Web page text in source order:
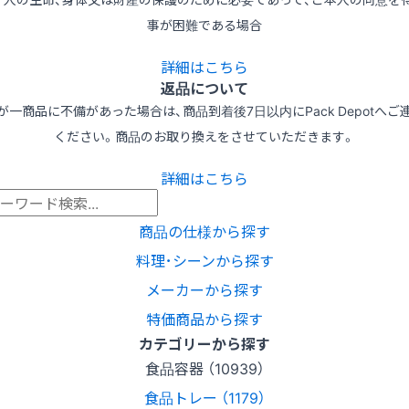
事が困難である場合
詳細はこちら
返品について
一商品に不備があった場合は、商品到着後7日以内にPack Depotへご
ください。商品のお取り換えをさせていただきます。
詳細はこちら
商品の仕様から探す
料理･シーンから探す
メーカーから探す
特価商品から探す
カテゴリーから探す
食品容器 （10939）
食品トレー （1179）